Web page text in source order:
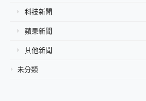
科技新聞
蘋果新聞
其他新聞
未分類